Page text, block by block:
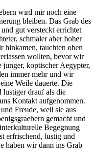
wird mir noch eine
bleiben. Das Grab des
gut versteckt errichtet
schmaler aber hoher
hinkamen, tauchten oben
wollten, bevor wir
koptischer Aegypter,
immer mehr und wir
Weile dauerte. Die
lustiger drauf als die
Kontakt aufgenommen.
Freude, weil sie aus
gemacht und
Begegnung
erfrischend, lustig und
haben wir dann ins Grab